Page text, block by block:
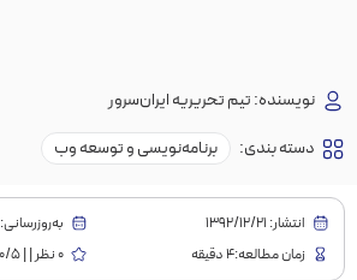
نویسنده:تیم تحریریه ایران‌سرور
دسته بندی:
برنامه‌نویسی و توسعه وب
انتشار: 1392/12/21
به‌روز‌رسانی:۱۴۰۴/۰۴/۲۹
زمان مطالعه:4 دقیقه
0 نظر | | 0/5